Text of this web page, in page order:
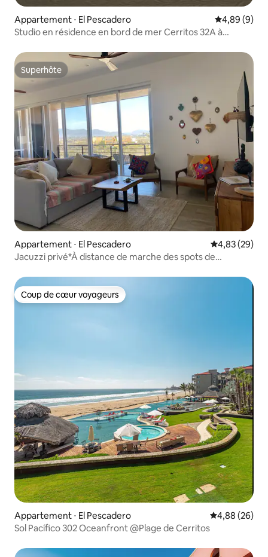
Appartement ⋅ El Pescadero Évaluation
4,89 (9)
Studio en résidence en bord de mer Cerritos 32A à
Superhôte
Superhôte
Appartement ⋅ El Pescadero Évaluation
4,83 (29)
Jacuzzi privé*À distance de marche des spots de
Coup de cœur voyageurs
Coup de cœur voyageurs
Appartement ⋅ El Pescadero Évaluation
4,88 (26)
Sol Pacífico 302 Oceanfront @Plage de Cerritos